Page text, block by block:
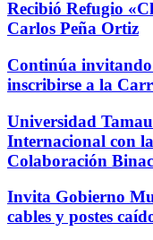
Recibió Refugio
Carlos Peña Ortiz
Continúa invitando
inscribirse a la
Universidad
Internacional con
Colaboración
Invita Gobierno
cables y postes